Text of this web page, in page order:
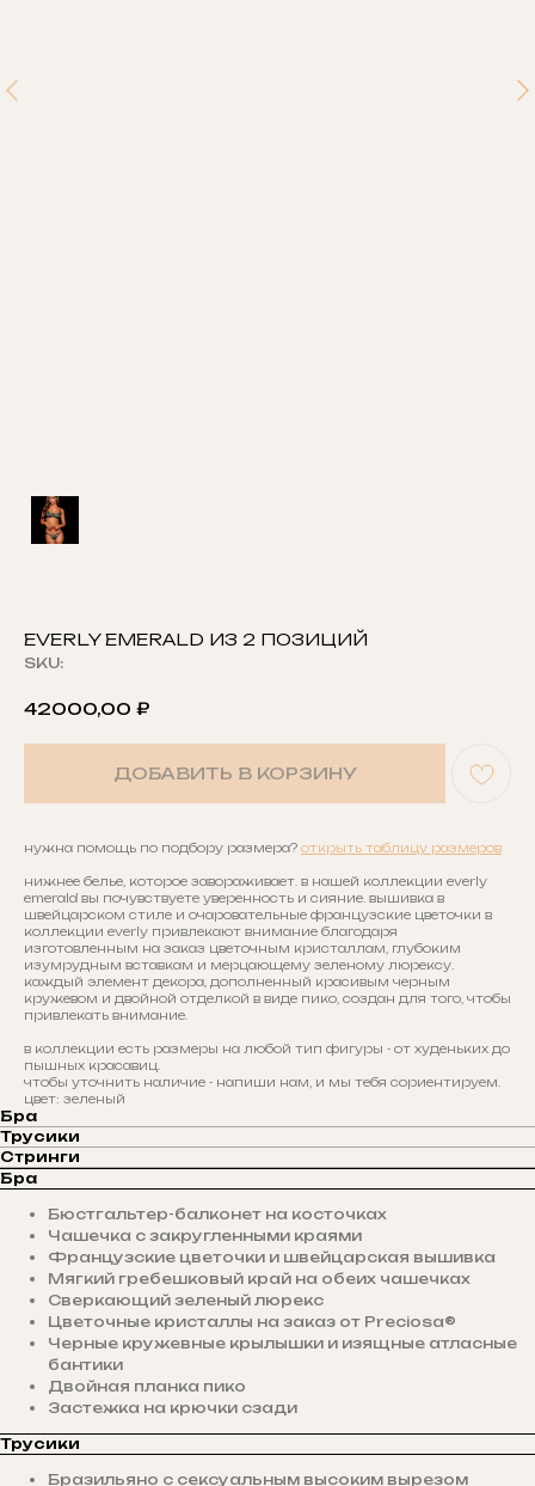
EVERLY EMERALD ИЗ 2 ПОЗИЦИЙ
SKU:
42000,00 ₽
ДОБАВИТЬ В КОРЗИНУ
нужна помощь по подбору размера? открыть таблицу размеров
нижнее белье, которое завораживает. в нашей коллекции everly
emerald вы почувствуете уверенность и сияние. вышивка в
швейцарском стиле и очаровательные французские цветочки в
коллекции everly привлекают внимание благодаря
изготовленным на заказ цветочным кристаллам, глубоким
изумрудным вставкам и мерцающему зеленому люрексу.
каждый элемент декора, дополненный красивым черным
кружевом и двойной отделкой в виде пико, создан для того, чтобы
привлекать внимание.
в коллекции есть размеры на любой тип фигуры - от худеньких до
пышных красавиц.
чтобы уточнить наличие - напиши нам, и мы тебя сориентируем.
цвет: зеленый
Бра
Трусики
Стринги
Бра
Бюстгальтер-балконет на косточках
Чашечка с закругленными краями
Французские цветочки и швейцарская вышивка
Мягкий гребешковый край на обеих чашечках
Сверкающий зеленый люрекс
Цветочные кристаллы на заказ от Preciosa®
Черные кружевные крылышки и изящные атласные
бантики
Двойная планка пико
Застежка на крючки сзади
Трусики
Бразильяно с сексуальным высоким вырезом